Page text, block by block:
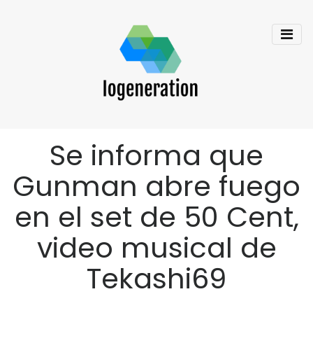
Se informa que
Gunman abre fuego
en el set de 50 Cent,
video musical de
Tekashi69